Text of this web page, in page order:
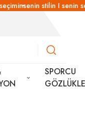
senin stilin I senin
SPORCU